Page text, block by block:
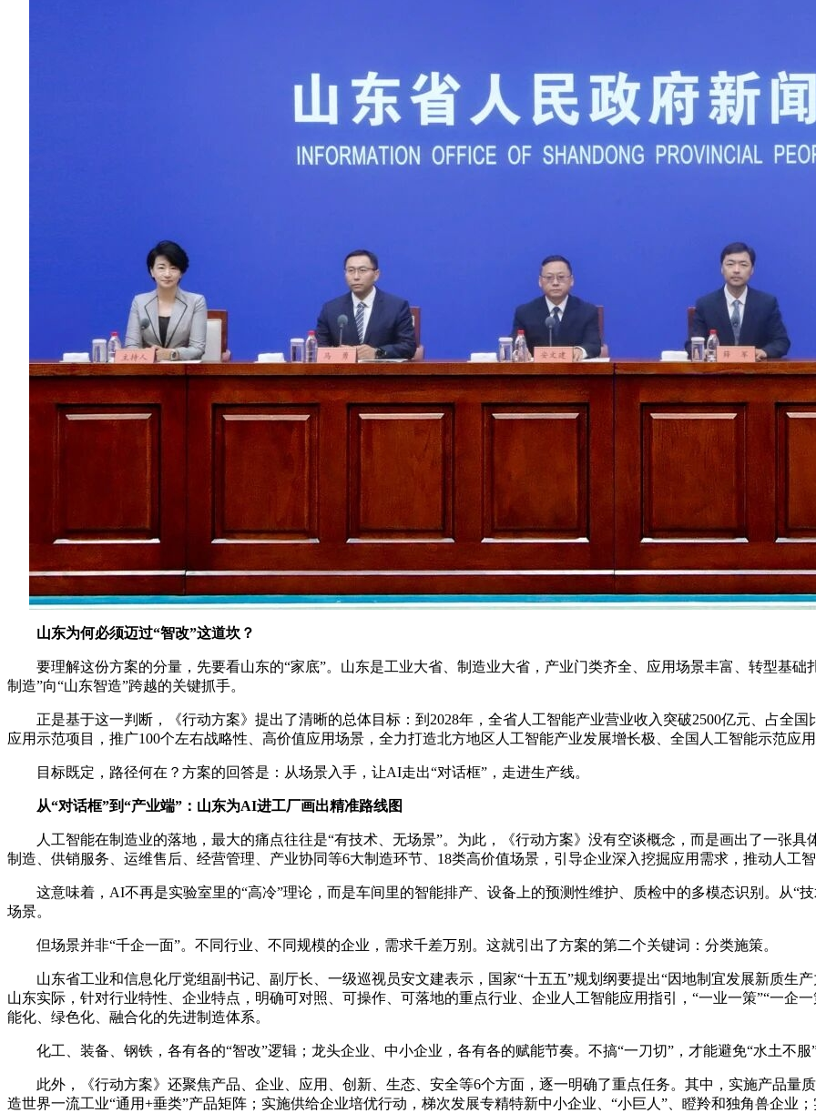
山东为何必须迈过“智改”这道坎？
要理解这份方案的分量，先要看山东的“家底”。山东是工业大省、制造业大省，产业门类齐全、应用场景丰富、转型基础
制造”向“山东智造”跨越的关键抓手。
正是基于这一判断，《行动方案》提出了清晰的总体目标：到2028年，全省人工智能产业营业收入突破2500亿元、占全国
应用示范项目，推广100个左右战略性、高价值应用场景，全力打造北方地区人工智能产业发展增长极、全国人工智能示范应
目标既定，路径何在？方案的回答是：从场景入手，让AI走出“对话框”，走进生产线。
从“对话框”到“产业端”：山东为AI进工厂画出精准路线图
人工智能在制造业的落地，最大的痛点往往是“有技术、无场景”。为此，《行动方案》没有空谈概念，而是画出了一张具
制造、供销服务、运维售后、经营管理、产业协同等6大制造环节、18类高价值场景，引导企业深入挖掘应用需求，推动人工
这意味着，AI不再是实验室里的“高冷”理论，而是车间里的智能排产、设备上的预测性维护、质检中的多模态识别。从“
场景。
但场景并非“千企一面”。不同行业、不同规模的企业，需求千差万别。这就引出了方案的第二个关键词：分类施策。
山东省工业和信息化厅党组副书记、副厅长、一级巡视员安文建表示，国家“十五五”规划纲要提出“因地制宜发展新质生
山东实际，针对行业特性、企业特点，明确可对照、可操作、可落地的重点行业、企业人工智能应用指引，“一业一策”“一企
能化、绿色化、融合化的先进制造体系。
化工、装备、钢铁，各有各的“智改”逻辑；龙头企业、中小企业，各有各的赋能节奏。不搞“一刀切”，才能避免“水土不服
此外，《行动方案》还聚焦产品、企业、应用、创新、生态、安全等6个方面，逐一明确了重点任务。其中，实施产品量
造世界一流工业“通用+垂类”产品矩阵；实施供给企业培优行动，梯次发展专精特新中小企业、“小巨人”、瞪羚和独角兽企业